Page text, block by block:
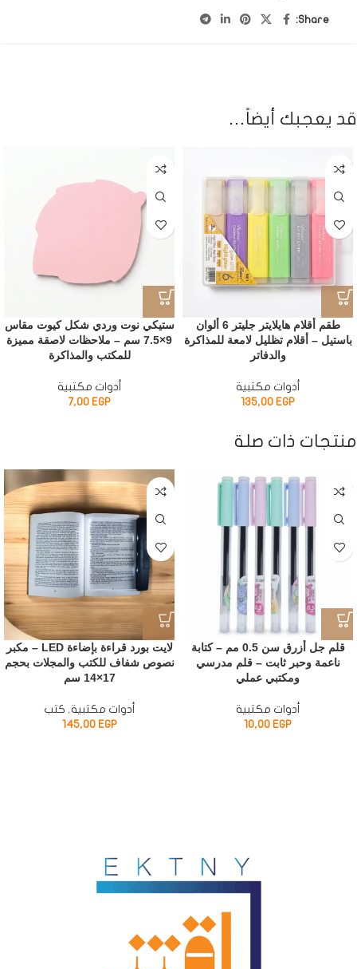
Share:
قد يعجبك أيضاً…
طقم أقلام هايلايتر جليتر 6 ألوان
باستيل – أقلام تظليل لامعة للمذاكرة
والدفاتر
أدوات مكتبية
135,00 EGP
ستيكي نوت وردي شكل كيوت مقاس
9×7.5 سم – ملاحظات لاصقة مميزة
للمكتب والمذاكرة
أدوات مكتبية
7,00 EGP
منتجات ذات صلة
قلم جل أزرق سن 0.5 مم – كتابة
ناعمة وحبر ثابت – قلم مدرسي
ومكتبي عملي
أدوات مكتبية
10,00 EGP
لايت بورد قراءة بإضاءة LED – مكبر
نصوص شفاف للكتب والمجلات بحجم
17×14 سم
أدوات مكتبية, كتب
145,00 EGP